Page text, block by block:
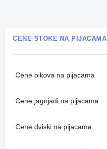
CENE STOKE NA PIJACAMA
Cene bikova na pijacama
Cene jagnjadi na pijacama
Cene dviski na pijacama